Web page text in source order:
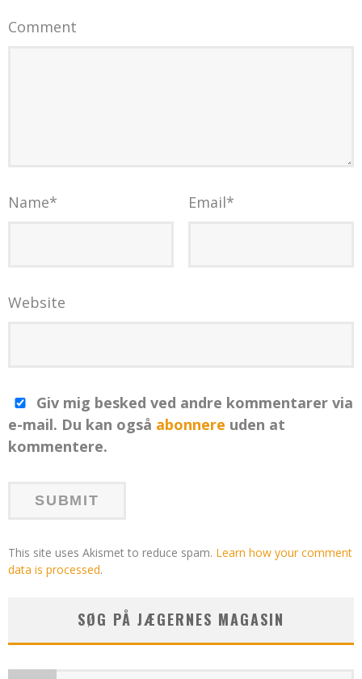
Comment
Name* Email*
Website
Giv mig besked ved andre kommentarer via
e-mail. Du kan også abonnere uden at
kommentere.
This site uses Akismet to reduce spam. Learn how your comment
data is processed.
SØG PÅ JÆGERNES MAGASIN